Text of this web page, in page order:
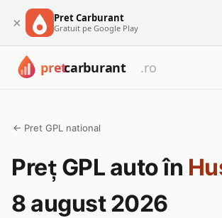
× Pret Carburant
Gratuit pe Google Play
← Pret GPL national
Preț GPL auto în
8 august 2026